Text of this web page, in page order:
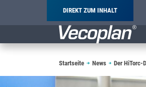
DIREKT ZUM INHALT
Startseite News Der HiTorc-